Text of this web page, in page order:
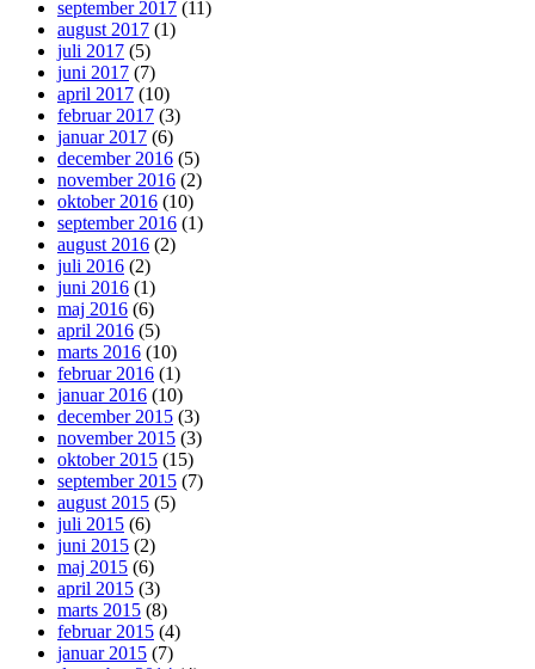
september 2017 (11)
august 2017 (1)
juli 2017 (5)
juni 2017 (7)
april 2017 (10)
februar 2017 (3)
januar 2017 (6)
december 2016 (5)
november 2016 (2)
oktober 2016 (10)
september 2016 (1)
august 2016 (2)
juli 2016 (2)
juni 2016 (1)
maj 2016 (6)
april 2016 (5)
marts 2016 (10)
februar 2016 (1)
januar 2016 (10)
december 2015 (3)
november 2015 (3)
oktober 2015 (15)
september 2015 (7)
august 2015 (5)
juli 2015 (6)
juni 2015 (2)
maj 2015 (6)
april 2015 (3)
marts 2015 (8)
februar 2015 (4)
januar 2015 (7)